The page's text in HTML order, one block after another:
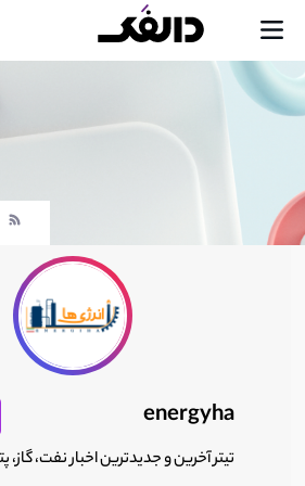
energyha
تیتر آخرین و جدیدترین اخبار نفت،